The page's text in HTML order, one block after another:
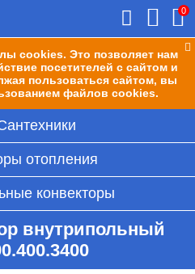
cookies. Это позволяет нам
посетителей с сайтом и
пользоваться сайтом, вы
файлов cookies.
0
отопления
конвекторы
внутрипольный